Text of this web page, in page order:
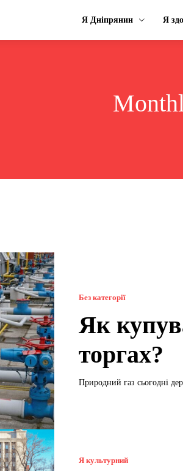
Я Дніпрянин Я
Без категорії
Як
торгах?
Природний газ сьогодні
Я культурний